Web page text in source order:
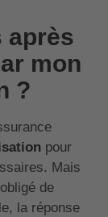
après
mon
?
pour
Mais
de
la réponse